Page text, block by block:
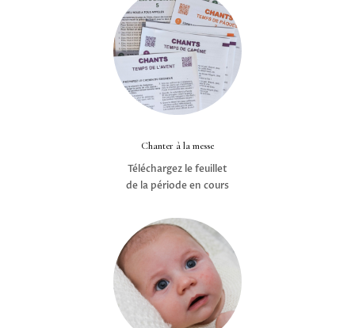
Chanter à la messe
Téléchargez le feuillet
de la période en cours